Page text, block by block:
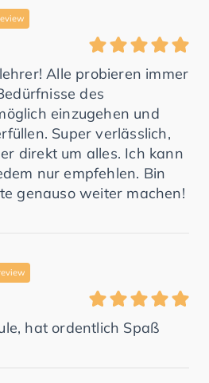
Alle probieren immer
des
einzugehen und
Super verlässlich,
direkt um alles. Ich kann
nur empfehlen. Bin
genauso weiter machen!
hat ordentlich Spaß